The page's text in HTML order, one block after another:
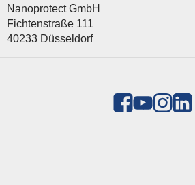
Nanoprotect GmbH
Fichtenstraße 111
40233 Düsseldorf